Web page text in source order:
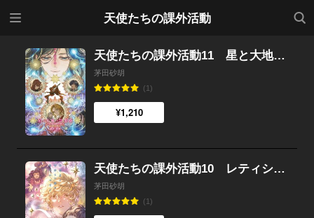
天使たちの課外活動
検索
天使たちの課外活動11 星と大地の芸能祭
茅田砂胡
(1)
¥1,210
天使たちの課外活動10 レティシアの奇跡
茅田砂胡
(1)